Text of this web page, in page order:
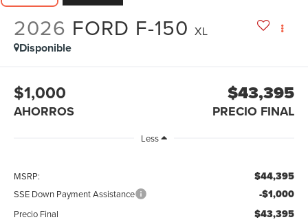
2026 FORD F-150 XL
Disponible
$1,000
AHORROS
$43,395
PRECIO FINAL
Less
MSRP: $44,395
SSE Down Payment Assistance -$1,000
Precio Final $43,395